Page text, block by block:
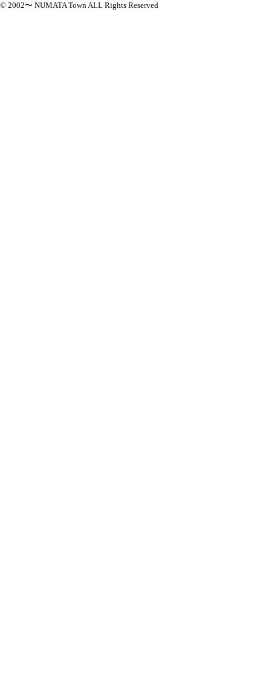
© 2002〜 NUMATA Town ALL Rights Reserved